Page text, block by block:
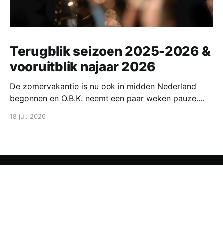
Terugblik seizoen 2025-2026 &
vooruitblik najaar 2026
De zomervakantie is nu ook in midden Nederland
begonnen en O.B.K. neemt een paar weken pauze.
het komende seizoen. In deze post blikken we terug
18 jul. 2026